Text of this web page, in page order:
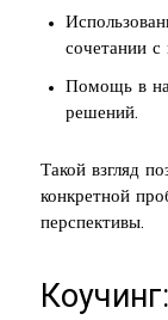
сочетании
Помощь в
решений.
Такой взгляд
конкретной
перспективы.